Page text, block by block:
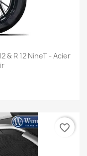
& R 12 NineT - Acier
favorite_border